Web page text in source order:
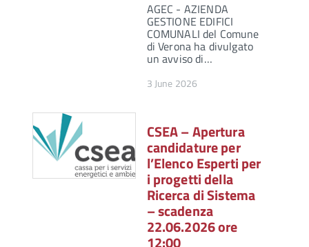
AGEC - AZIENDA
GESTIONE EDIFICI
COMUNALI del Comune
di Verona ha divulgato
un avviso di…
3 June 2026
CSEA – Apertura
candidature per
l’Elenco Esperti per
i progetti della
Ricerca di Sistema
– scadenza
22.06.2026 ore
12:00